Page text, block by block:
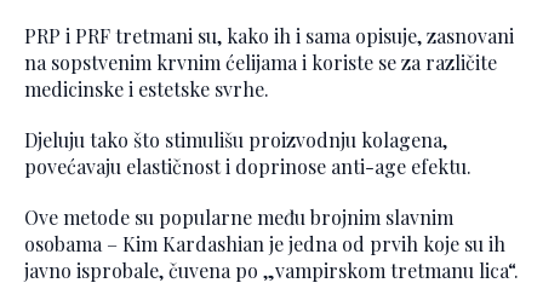
PRP i PRF tretmani su, kako ih i sama opisuje, zasnovani
na sopstvenim krvnim ćelijama i koriste se za različite
medicinske i estetske svrhe.
Djeluju tako što stimulišu proizvodnju kolagena,
povećavaju elastičnost i doprinose anti-age efektu.
Ove metode su popularne među brojnim slavnim
osobama – Kim Kardashian je jedna od prvih koje su ih
javno isprobale, čuvena po „vampirskom tretmanu lica“.